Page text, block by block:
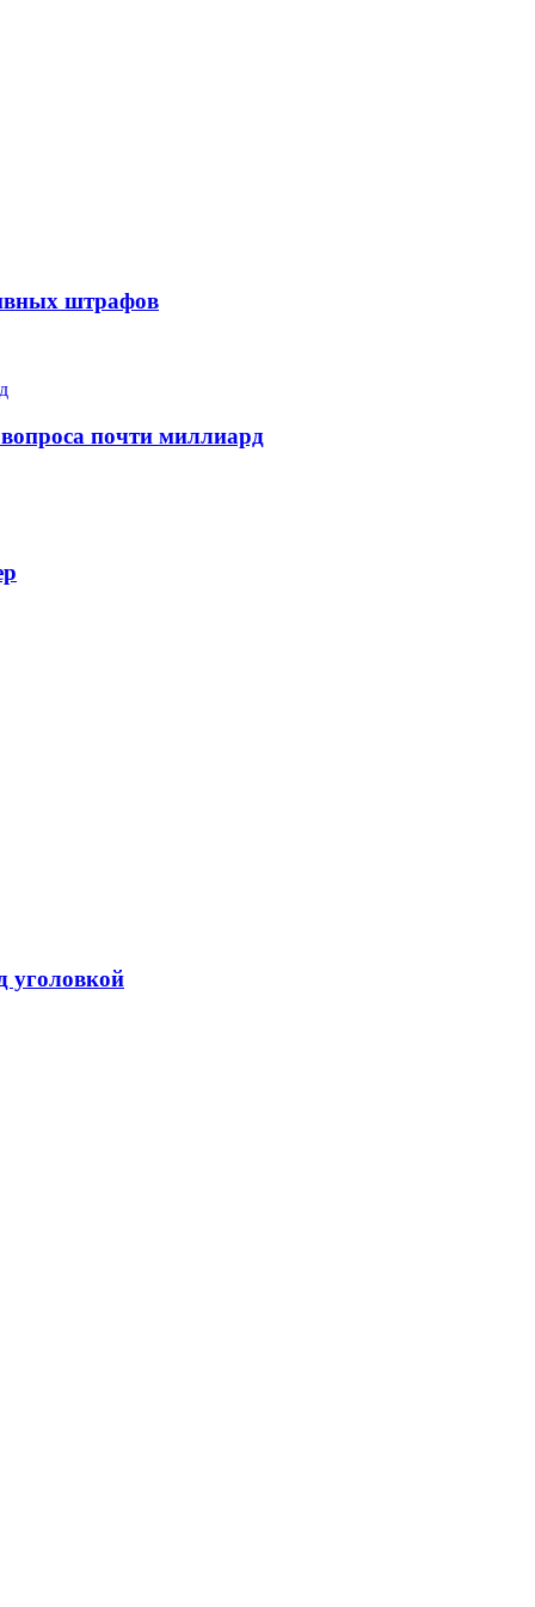
штрафов
почти миллиард
уголовкой